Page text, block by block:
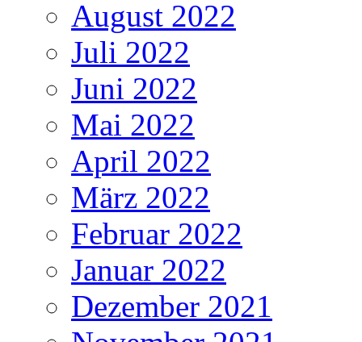
August 2022
Juli 2022
Juni 2022
Mai 2022
April 2022
März 2022
Februar 2022
Januar 2022
Dezember 2021